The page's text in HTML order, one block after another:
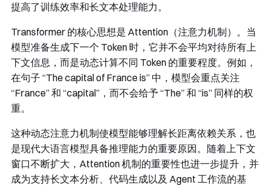
提高了训练效率和长文本处理能力。
Transformer 的核心思想是 Attention（注意力机制）。当
模型准备生成下一个 Token 时，它并不会平均对待所有上
下文信息，而是动态计算不同 Token 的重要程度。例如，
在句子 “The capital of France is” 中，模型会重点关注
“France” 和 “capital”，而不会给予 “The” 和 “is” 同样的权
重。
这种动态注意力机制使模型能够理解长距离依赖关系，也
是现代大语言模型具备推理能力的重要原因。随着上下文
窗口不断扩大，Attention 机制的重要性也进一步提升，并
成为支持长文本分析、代码生成以及 Agent 工作流的基